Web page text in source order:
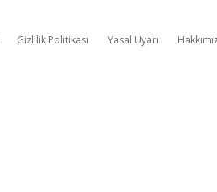
Gizlilik Politikası Yasal Uyarı